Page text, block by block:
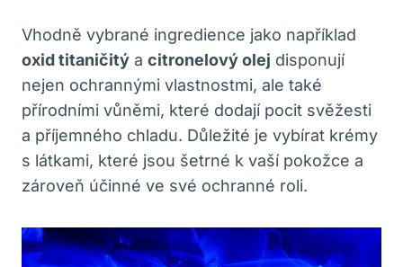
Vhodně vybrané ingredience jako například
oxid titaničitý a citronelový olej disponují
nejen ochrannými vlastnostmi, ale také
přírodními vůněmi, které dodají pocit svěžesti
a příjemného chladu. Důležité je vybírat krémy
s látkami, které jsou šetrné k vaší pokožce a
zároveň účinné ve své ochranné roli.